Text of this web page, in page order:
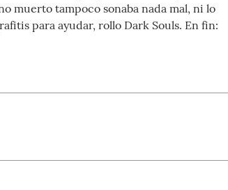
muerto tampoco sonaba nada mal, ni lo
para ayudar, rollo Dark Souls. En fin: